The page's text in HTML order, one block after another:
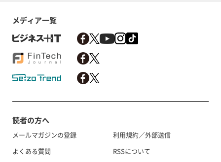
メディア一覧
読者の方へ
メールマガジンの登録
よくある質問
利用規約／外部送信
RSSについて